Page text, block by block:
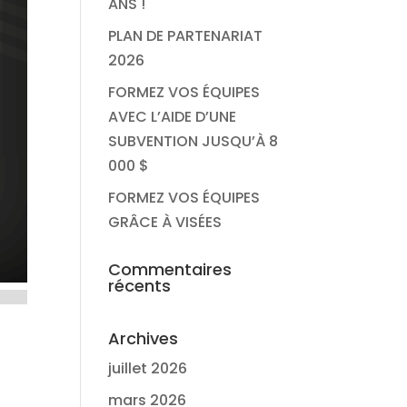
PLAN DE PARTENARIAT
2026
FORMEZ VOS ÉQUIPES
AVEC L’AIDE D’UNE
SUBVENTION JUSQU’À 8
000 $
FORMEZ VOS ÉQUIPES
GRÂCE À VISÉES
Commentaires
récents
Archives
juillet 2026
mars 2026